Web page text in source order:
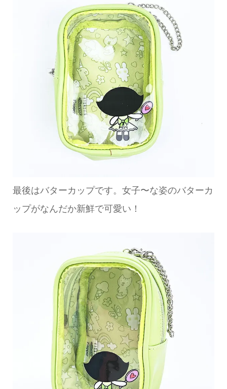
最後はバターカップです。女子〜な姿のバターカ
ップがなんだか新鮮で可愛い！